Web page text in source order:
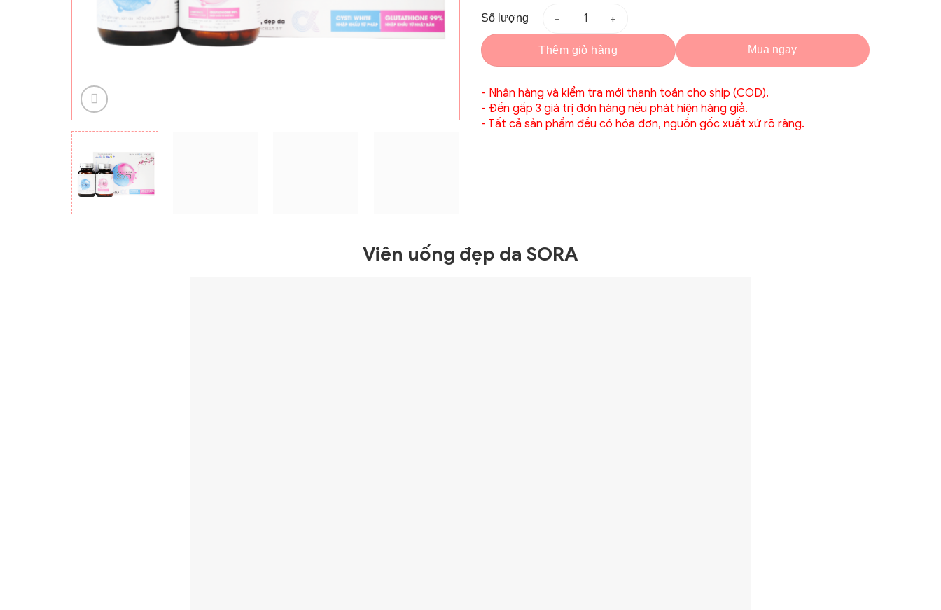
Số lượng
Thêm giỏ hàng Mua ngay
- Nhận hàng và kiểm tra mới thanh toán cho ship (COD).
- Đền gấp 3 giá trị đơn hàng nếu phát hiện hàng giả.
- Tất cả sản phẩm đều có hóa đơn, nguồn gốc xuất xứ rõ ràng.
Viên uống đẹp da SORA